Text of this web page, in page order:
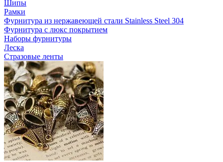
Шипы
Рамки
Фурнитура из нержавеющей стали Stainless Steel 304
Фурнитура с люкс покрытием
Наборы фурнитуры
Леска
Стразовые ленты